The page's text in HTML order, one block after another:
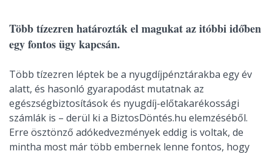
Több tízezren határozták el magukat az itóbbi időben
egy fontos ügy kapcsán.
Több tízezren léptek be a nyugdíjpénztárakba egy év
alatt, és hasonló gyarapodást mutatnak az
egészségbiztosítások és nyugdíj-előtakarékossági
számlák is – derül ki a BiztosDöntés.hu elemzéséből.
Erre ösztönző adókedvezmények eddig is voltak, de
mintha most már több embernek lenne fontos, hogy